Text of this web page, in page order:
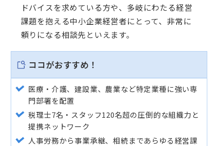
ドバイスを求めている方や、多岐にわたる経営
課題を抱える中小企業経営者にとって、非常に
頼りになる相談先といえます。
ココがおすすめ！
医療・介護、建設業、農業など特定業種に強い専
門部署を配置
税理士7名・スタッフ120名超の圧倒的な組織力と
提携ネットワーク
人事労務から事業承継、相続まであらゆる経営課